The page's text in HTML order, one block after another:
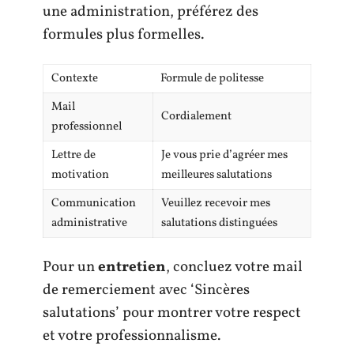
une administration, préférez des
formules plus formelles.
Contexte
Formule de politesse
Mail
professionnel
Cordialement
Lettre de
motivation
Je vous prie d’agréer mes
meilleures salutations
Communication
administrative
Veuillez recevoir mes
salutations distinguées
Pour unentretien, concluez votre mail
de remerciement avec ‘Sincères
salutations’ pour montrer votre respect
et votre professionnalisme.